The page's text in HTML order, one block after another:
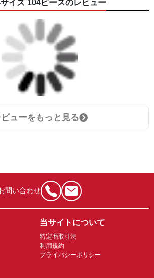
イズ 104ピースのレビュー
ビューをもっと見る
問い合わせ
当サイトについて
特定商取引法
利用規約
プライバシーポリシー